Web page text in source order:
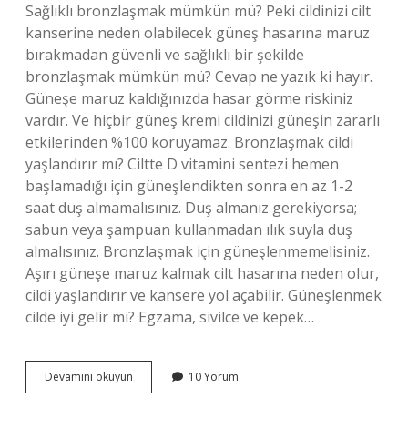
Sağlıklı bronzlaşmak mümkün mü? Peki cildinizi cilt
kanserine neden olabilecek güneş hasarına maruz
bırakmadan güvenli ve sağlıklı bir şekilde
bronzlaşmak mümkün mü? Cevap ne yazık ki hayır.
Güneşe maruz kaldığınızda hasar görme riskiniz
vardır. Ve hiçbir güneş kremi cildinizi güneşin zararlı
etkilerinden %100 koruyamaz. Bronzlaşmak cildi
yaşlandırır mı? Ciltte D vitamini sentezi hemen
başlamadığı için güneşlendikten sonra en az 1-2
saat duş almamalısınız. Duş almanız gerekiyorsa;
sabun veya şampuan kullanmadan ılık suyla duş
almalısınız. Bronzlaşmak için güneşlenmemelisiniz.
Aşırı güneşe maruz kalmak cilt hasarına neden olur,
cildi yaşlandırır ve kansere yol açabilir. Güneşlenmek
cilde iyi gelir mi? Egzama, sivilce ve kepek…
Devamını okuyun Bronzlaşmak
Sağlıklı
10 Yorum